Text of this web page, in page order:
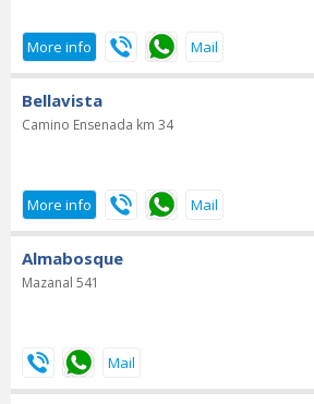
Bellavista
Camino Ensenada km 34
Almabosque
Mazanal 541